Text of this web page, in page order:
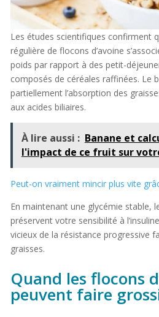
Les études scientifiques confirment
régulière de flocons d’avoine
poids par rapport à des petit-
composés de céréales raffinées. Le
partiellement l’absorption des
aux acides biliaires.
À lire aussi : Banane et
l'impact de ce fruit sur
Peut-on vraiment mincir plus vite
En maintenant une glycémie stable,
préservent votre sensibilité à
vicieux de la résistance progressive
graisses.
Quand les flocons
peuvent faire